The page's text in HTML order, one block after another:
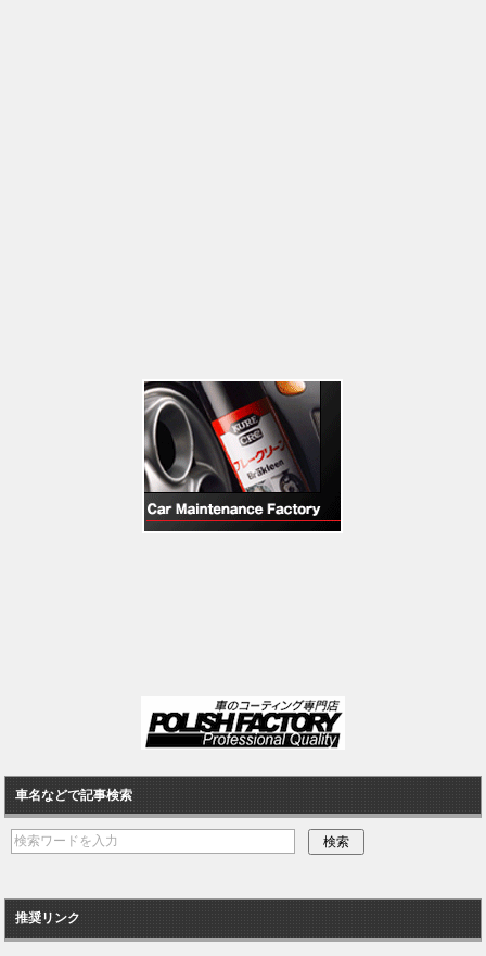
車名などで記事検索
推奨リンク